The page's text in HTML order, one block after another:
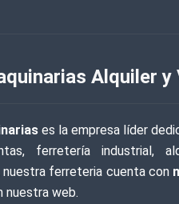
Alquiler y
es la empresa líder
ferretería industrial,
ferreteria cuenta con
nuestra web.